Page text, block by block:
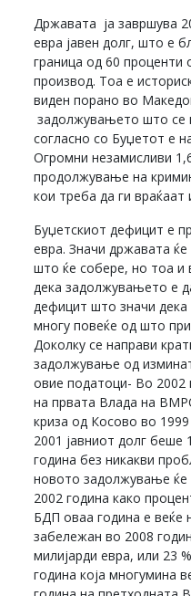
Државата ја завршува
евра јавен долг, што е
граница од 60
производ. Тоа е
виден порано во
задолжувањето што се
согласно со Буџетот е
Огромни незамисливи
продолжување на
кои треба да ги враќаат
Буџетскиот дефицит е
евра. Значи државата
што ќе собере, но тоа и
дека задолжувањето е
дефицит што значи
многу повеќе од што
Доколку се направи
задолжување од
овие податоци- Во 2002
на првата Влада на
криза од Косово во
2001 јавниот долг беше
година без никакви
новото задолжување ќе
2002 година како
БДП оваа година е веќе
забележан во 2008
милијарди евра, или 23
година која многумина